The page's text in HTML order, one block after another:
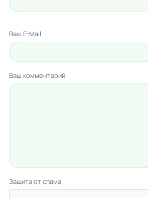
Ваш E-Mail
Ваш комментарий
Защита от спама